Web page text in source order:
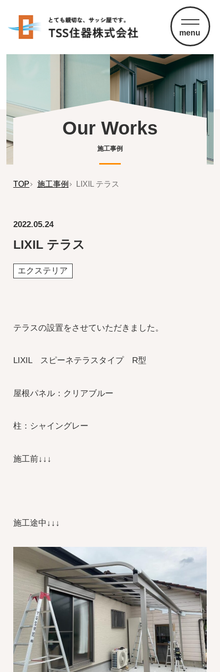
menu
Our Works
施工事例
TOP 施工事例 LIXIL テラス
2022.05.24
LIXIL テラス
エクステリア
テラスの設置をさせていただきました。
LIXIL スピーネテラスタイプ R型
屋根パネル：クリアブルー
柱：シャイングレー
施工前↓↓↓
施工途中↓↓↓